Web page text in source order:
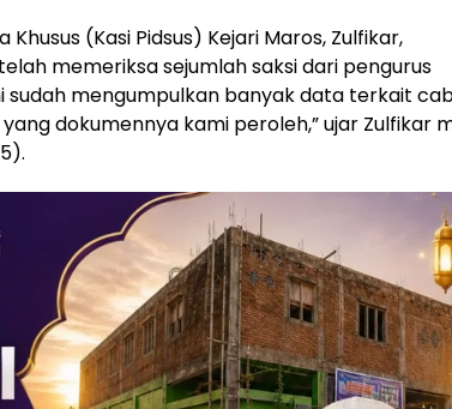
(Kasi Pidsus) Kejari Maros, Zulfikar,
memeriksa sejumlah saksi dari pengurus
sudah mengumpulkan banyak data terkait
dokumennya kami peroleh,” ujar Zulfikar